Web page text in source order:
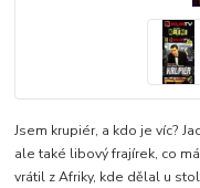
Jsem krupiér, a kdo je víc?
ale také libový frajírek, co
vrátil z Afriky, kde dělal u